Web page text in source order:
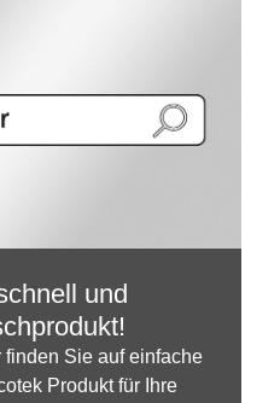
und
finden Sie auf einfache
Produkt für Ihre